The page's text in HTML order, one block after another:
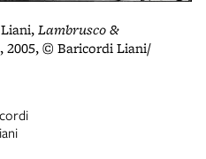
Lambrusco &
2005, © Baricordi Liani/